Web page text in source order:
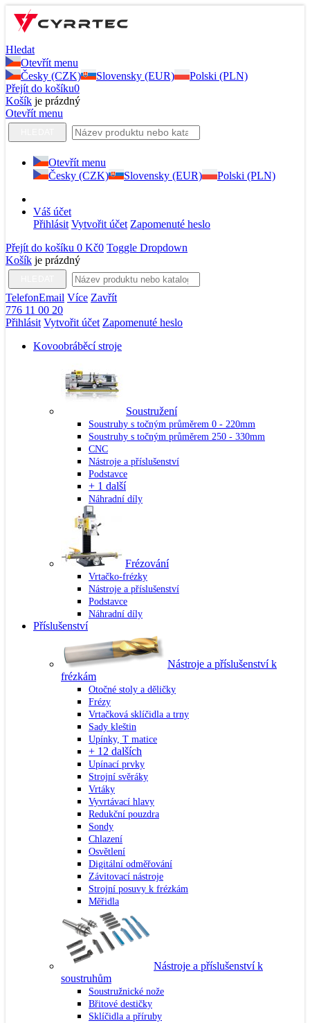
Hledat
Otevřít menu
Česky (CZK)
Slovensky (EUR)
Polski (PLN)
Přejít do košíku0
Košík je prázdný
Otevřít menu
Otevřít menu
Česky (CZK)
Slovensky (EUR) Polski (PLN)
Váš účet
Přihlásit Vytvořit účet Zapomenuté heslo
Přejít do košíku 0 Kč0 Toggle Dropdown
Košík je prázdný
TelefonEmail Více Zavřít
776 11 00 20
Přihlásit Vytvořit účet Zapomenuté heslo
Kovoobráběcí stroje
Soustružení
Soustruhy s točným průměrem 0 - 220mm
Soustruhy s točným průměrem 250 - 330mm
CNC
Nástroje a příslušenství
Podstavce
+ 1 další
Náhradní díly
Frézování
Vrtačko-frézky
Nástroje a příslušenství
Podstavce
Náhradní díly
Příslušenství
Nástroje a příslušenství k
frézkám
Otočné stoly a děličky
Frézy
Vrtačková sklíčidla a trny
Sady kleštin
Upínky, T matice
+ 12 dalších
Upínací prvky
Strojní svěráky
Vrtáky
Vyvrtávací hlavy
Redukční pouzdra
Sondy
Chlazení
Osvětlení
Digitální odměřování
Závitovací nástroje
Strojní posuvy k frézkám
Měřidla
Nástroje a příslušenství k
soustruhům
Soustružnické nože
Břitové destičky
Sklíčidla a příruby